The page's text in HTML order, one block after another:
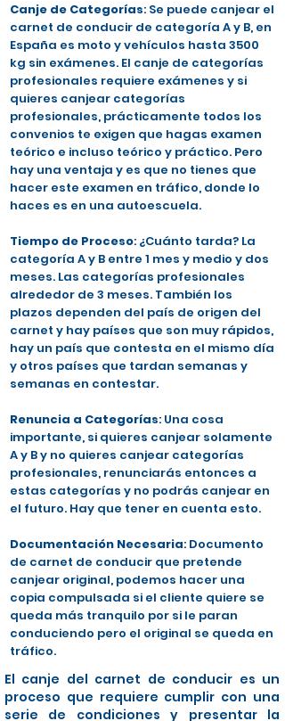
Canje de Categorías: Se puede canjear el
carnet de conducir de categoría A y B, en
España es moto y vehículos hasta 3500
kg sin exámenes. El canje de categorías
profesionales requiere exámenes y si
quieres canjear categorías
profesionales, prácticamente todos los
convenios te exigen que hagas examen
teórico e incluso teórico y práctico. Pero
hay una ventaja y es que no tienes que
hacer este examen en tráfico, donde lo
haces es en una autoescuela.
Tiempo de Proceso: ¿Cuánto tarda? La
categoría A y B entre 1 mes y medio y dos
meses. Las categorías profesionales
alrededor de 3 meses. También los
plazos dependen del país de origen del
carnet y hay países que son muy rápidos,
hay un país que contesta en el mismo día
y otros países que tardan semanas y
semanas en contestar.
Renuncia a Categorías: Una cosa
importante, si quieres canjear solamente
A y B y no quieres canjear categorías
profesionales, renunciarás entonces a
estas categorías y no podrás canjear en
el futuro. Hay que tener en cuenta esto.
Documentación Necesaria: Documento
de carnet de conducir que pretende
canjear original, podemos hacer una
copia compulsada si el cliente quiere se
queda más tranquilo por si le paran
conduciendo pero el original se queda en
tráfico.
El canje del carnet de conducir es un
proceso que requiere cumplir con una
serie de condiciones y presentar la